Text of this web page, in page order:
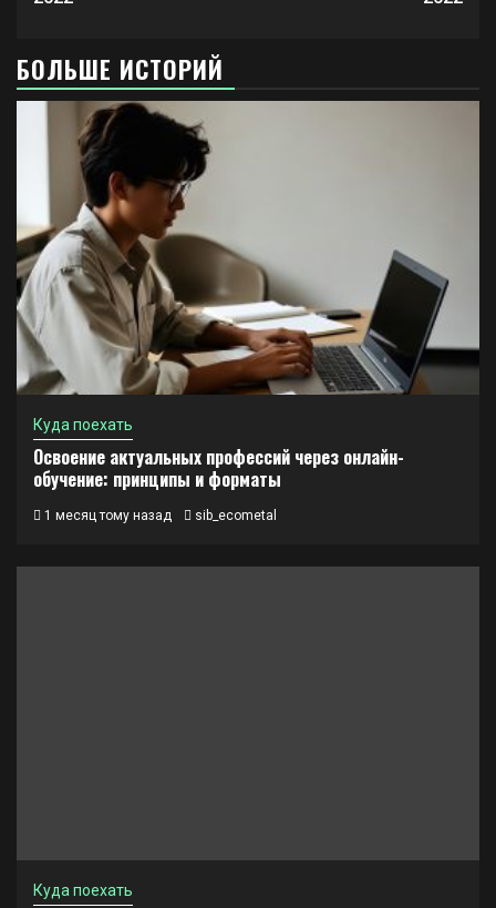
БОЛЬШЕ ИСТОРИЙ
Куда поехать
Освоение актуальных профессий через онлайн-
обучение: принципы и форматы
1 месяц тому назад sib_ecometal
Куда поехать